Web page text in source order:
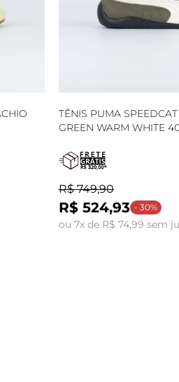
TÊNIS PUMA
GREEN WARM WHITE
R$ 749,90
R$ 524,93 - 30%
ou 7x de R$ 74,99 sem